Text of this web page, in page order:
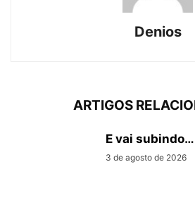
Denios
ARTIGOS
E vai subindo…
3 de agosto de 2026